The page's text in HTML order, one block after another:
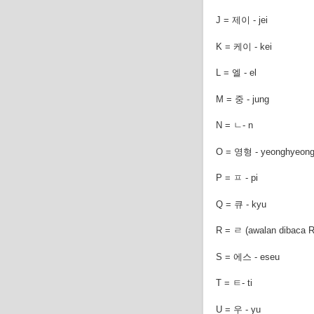
J = 제이 - jei
K = 케이 - kei
L = 엘 - el
M = 중 - jung
N = ㄴ- n
O = 영형 - yeonghyeong
P = ㅍ - pi
Q = 큐 - kyu
R = ㄹ (awalan dibaca
S = 에스 - eseu
T = ㅌ- ti
U = 우 - yu